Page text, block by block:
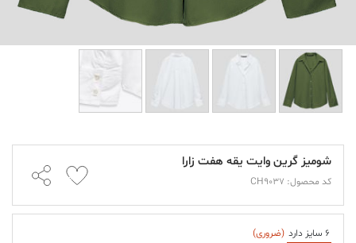
شومیز گرین وایت یقه هفت زارا
کد محصول: CH9037
6 سایز دارد (ضروری)